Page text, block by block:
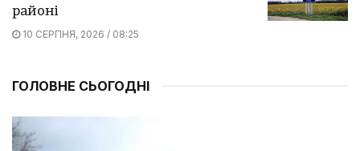
районі
10 СЕРПНЯ, 2026 / 08:25
ГОЛОВНЕ СЬОГОДНІ